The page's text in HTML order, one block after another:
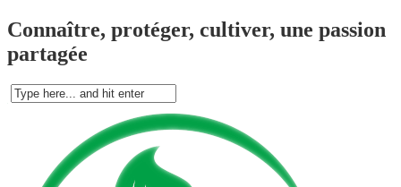
Connaître, protéger, cultiver, une passion
partagée